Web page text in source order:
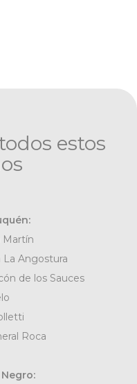
estos
Martín
La Angostura
de los Sauces
Roca